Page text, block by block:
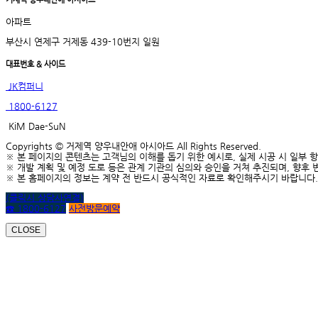
아파트
부산시 연제구 거제동 439-10번지 일원
대표번호 & 사이드
JK컴퍼니
1800-6127
KiM Dae-SuN
Copyrights © 거제역 양우내안애 아시아드 All Rights Reserved.
※ 본 페이지의 콘텐츠는 고객님의 이해를 돕기 위한 예시로, 실제 시공 시 일부
※ 개발 계획 및 예정 도로 등은 관계 기관의 심의와 승인을 거쳐 추진되며, 향후
※ 본 홈페이지의 정보는 계약 전 반드시 공식적인 자료로 확인해주시기 바랍니다.
(클릭시 상담사연결)
☎ 1800-6127 사전방문예약
CLOSE